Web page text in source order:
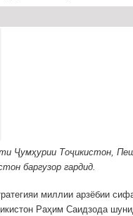
Ҷумҳурии Тоҷикистон,
баргузор гардид.
миллии арзёбии
Раҳим Саидзода